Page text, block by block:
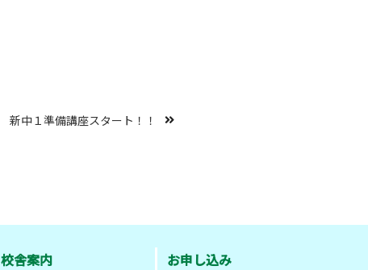
新中１準備講座スタート！！
校舎案内 お申し込み